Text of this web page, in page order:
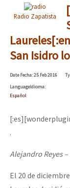
Radio Zapatista
San Isidro
DateFecha: 25 Feb 2016
LanguageIdioma:
Español
.
Alejandro Reyes
El 20 de